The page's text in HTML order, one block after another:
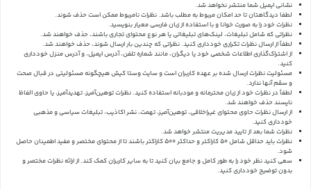
نشانی ایمیل شما منتشر نخواهد شد.
لطفا دیدگاهتان تا حد امکان مربوط به مطلب باشد. نظرات نامربوط ممکن است حذف شوند.
نظرات خود را به صورت خوانا و با استفاده از زبان فارسی معیار بنویسید.
نظراتی که شامل تبلیغات، لینک‌های تبلیغاتی یا هر نوع محتوای تجاری باشند، حذف خواهند شد.
لطفاً از ارسال نظرات تکراری خودداری کنید. نظراتی که چندین بار ارسال شوند، حذف خواهند شد.
از اشتراک‌گذاری اطلاعات شخصی خود یا دیگران، مانند شماره تلفن، آدرس ایمیل، و آدرس منزل خودداری
کنید.
مسئولیت نظرات ارسال شده بر عهده کاربران است و سایت وستا کیش هیچگونه مسئولیتی در قبال صحت
و سقم آنها ندارد.
لطفاً در نظرات خود از زبان محترمانه و مودبانه استفاده کنید. نظرات توهین‌آمیز، تهدیدآمیز، یا حاوی الفاظ
ناپسند حذف خواهند شد.
از ارسال نظرات حاوی محتوای غیراخلاقی، توهین‌آمیز، تهمت، نشر اکاذیب، تبلیغات سیاسی و مذهبی
خودداری کنید.
نظرات شما بعد از تایید مدیریت منتشر خواهد شد.
نظرات باید حداقل شامل 50 کاراکتر و حداکثر 500 کاراکتر باشند تا از محتوای مختصر و مفید اطمینان حاصل
شود.
سعی کنید نظر خود را به طور کامل و جامع بیان کنید تا به سایر کاربران کمک کند.از ارائه نظرات مختصر و
بدون توضیح خودداری کنید.